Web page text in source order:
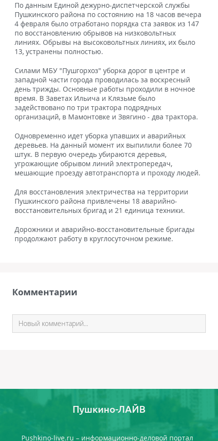
По данным Единой дежурно-диспетчерской службы
Пушкинского района по состоянию на 18 часов вечера
4 февраля было отработано порядка ста заявок из 147
по восстановлению обрывов на низковольтных
линиях. Обрывы на высоковольтных линиях, их было
13, устранены полностью.
Силами МБУ "Пушгорхоз" уборка дорог в центре и
западной части города проводилась за воскресный
день трижды. Основные работы проходили в ночное
время. В Заветах Ильича и Клязьме было
задействовано по три трактора подрядных
организаций, в Мамонтовке и Звягино - два трактора.
Одновременно идет уборка упавших и аварийных
деревьев. На данный момент их выпилили более 70
штук. В первую очередь убираются деревья,
угрожающие обрывом линий электропередач,
мешающие проезду автотранспорта и проходу людей.
Для восстановления электричества на территории
Пушкинского района привлечены 18 аварийно-
восстановительных бригад и 21 единица техники.
Дорожники и аварийно-восстановительные бригады
продолжают работу в круглосуточном режиме.
Комментарии
Пушкино-ЛАЙВ
Pushkino-live.ru – информационно-деловой портал